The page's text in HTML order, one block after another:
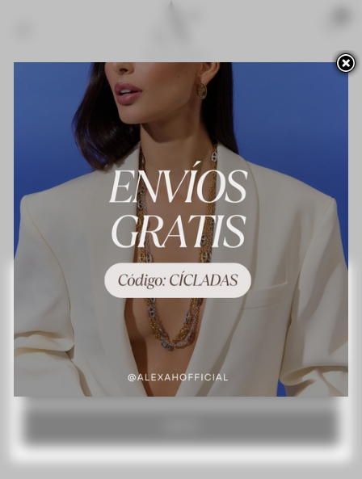
Acceso para profesionales
¡Lo más vendido! Contacte con nosotros
Terminos y condiciones de uso
Preguntas frecuentes Política de privacidad
Política de cookies Mapa del sitio
Este sitio web utiliza cookies propias y de terceros para mejorar nuestros servicios y
mostrarle publicidad relacionada con sus preferencias mediante el análisis de sus
hábitos de navegación. Para dar su consentimiento sobre su uso pulse el botón
Más información Personalizar las cookies
RECHAZAR TODO